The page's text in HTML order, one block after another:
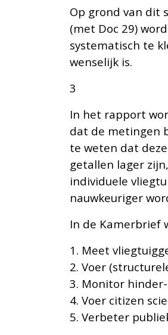
Op grond van dit
(met Doc 29)
systematisch te
wenselijk is.
3
In het rapport
dat de metingen
te weten dat
getallen lager
individuele
nauwkeuriger
In de Kamerbrief
1. Meet
2. Voer
3. Monitor
4. Voer citizen
5. Verbeter